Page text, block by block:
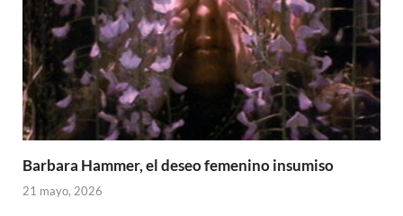
Barbara Hammer, el deseo femenino insumiso
21 mayo, 2026